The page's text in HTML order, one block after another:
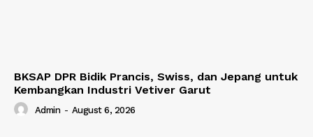
BKSAP DPR Bidik Prancis, Swiss, dan Jepang untuk
Kembangkan Industri Vetiver Garut
Admin - August 6, 2026